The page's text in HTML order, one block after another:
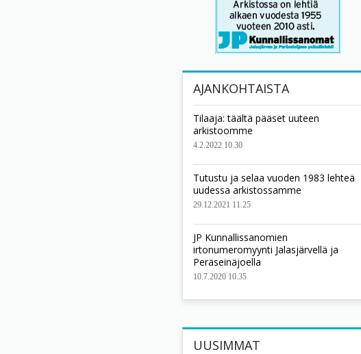
AJANKOHTAISTA
Tilaaja: täältä pääset uuteen
arkistoomme
4.2.2022 10.30
Tutustu ja selaa vuoden 1983 lehteä
uudessa arkistossamme
29.12.2021 11.25
JP Kunnallissanomien
irtonumeromyynti Jalasjärvellä ja
Peräseinäjoella
10.7.2020 10.35
UUSIMMAT